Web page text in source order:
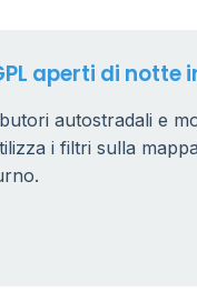
aperti di notte
autostradali e
i filtri sulla